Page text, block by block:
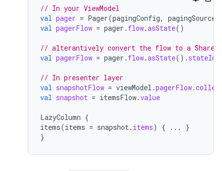
// In your ViewModel
val pager = Pager(pagingConfig,
val pagerFlow = pager . flow.asState()
// alterantively convert the flow to a
val pagerFlow = pager . flow.asState(). stateIn
// In presenter layer
val snapshotFlow = viewModel .pagerFlow.
val snapshot = itemsFlow.value
LazyColumn {
items(items = snapshot. items) { ...
}
}